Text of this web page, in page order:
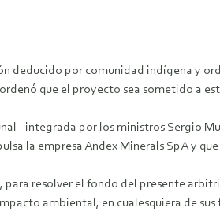
deducido por comunidad indígena y
que el proyecto sea sometido a
–integrada por los ministros Sergio
la empresa Andex Minerals SpA y
resolver el fondo del presente
ambiental, en cualesquiera de